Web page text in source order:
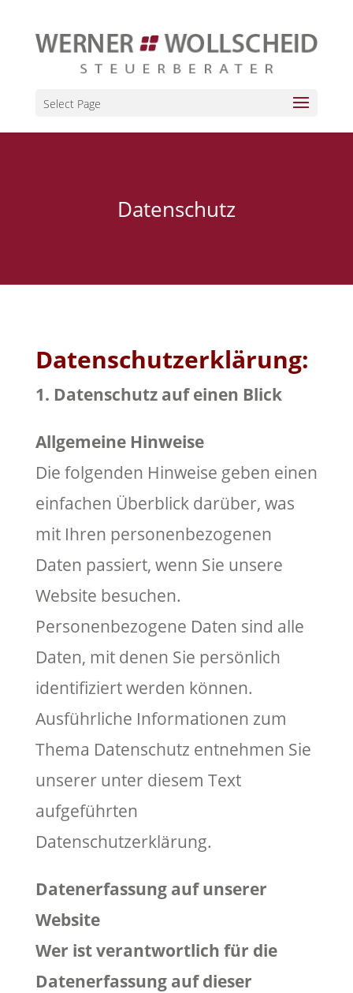
Select Page
Datenschutz
Datenschutzerklärung:
1. Datenschutz auf einen Blick
Allgemeine Hinweise
Die folgenden Hinweise geben einen
einfachen Überblick darüber, was
mit Ihren personenbezogenen
Daten passiert, wenn Sie unsere
Website besuchen.
Personenbezogene Daten sind alle
Daten, mit denen Sie persönlich
identifiziert werden können.
Ausführliche Informationen zum
Thema Datenschutz entnehmen Sie
unserer unter diesem Text
aufgeführten
Datenschutzerklärung.
Datenerfassung auf unserer
Website
Wer ist verantwortlich für die
Datenerfassung auf dieser